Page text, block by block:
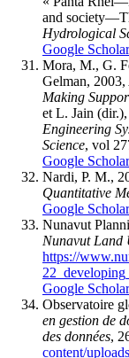
and
Hydrological
Google Scholar
Mora, M., G.
Gelman, 2003,
Making
et L. Jain (dir.),
Engineering
Science, vol
Google Scholar
Nardi, P. M.,
Quantitative
Google Scholar
Nunavut
Nunavut Land
https://
Google Scholar
Observatoire
en gestion de
des données,
content/